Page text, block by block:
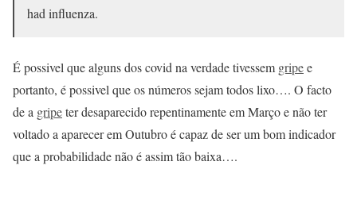
had influenza.
É possivel que alguns dos covid na verdade tivessem gripee
portanto, é possivel que os números sejam todos lixo…. O facto
de a gripeter desaparecido repentinamente em Março e não ter
voltado a aparecer em Outubro é capaz de ser um bom indicador
que a probabilidade não é assim tão baixa….